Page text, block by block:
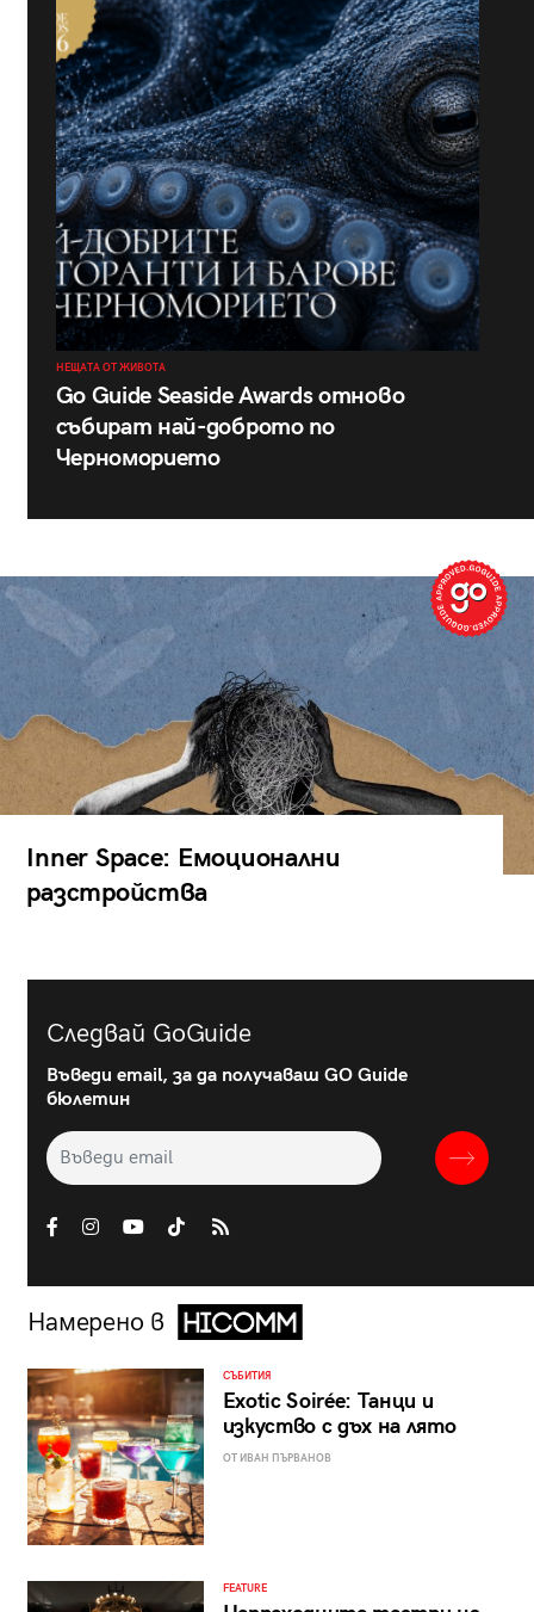
НЕЩАТА ОТ ЖИВОТА
Go Guide Seaside Awards отново
събират най-доброто по
Черноморието
Inner Space: Емоционални
разстройства
Следвай GoGuide
Въведи email, за да получаваш GO Guide
бюлетин
Намерено в
СЪБИТИЯ
Exotic Soirée: Танци и
изкуство с дъх на лято
ОТ ИВАН ПЪРВАНОВ
FEATURE